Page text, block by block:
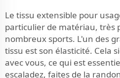
Le tissu extensible pour
particulier de matériau, très
nombreux sports. L'un des
tissu est son élasticité. Cela
avec vous, ce qui est
escaladez, faites de la